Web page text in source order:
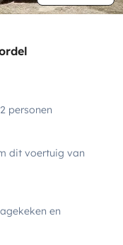
personen
dit voertuig van
en